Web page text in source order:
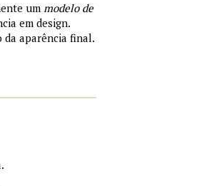
um modelo de
em design.
aparência final.